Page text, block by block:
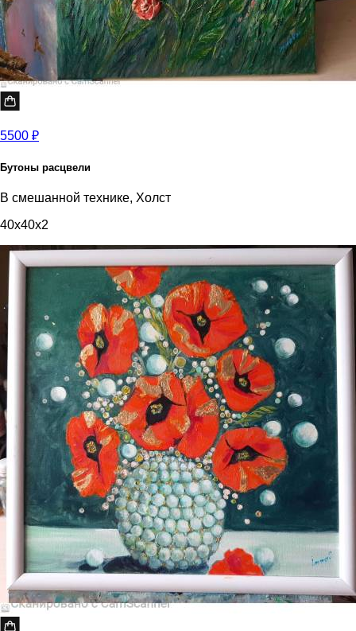
5500 ₽
Бутоны расцвели
В смешанной технике, Холст
40x40x2